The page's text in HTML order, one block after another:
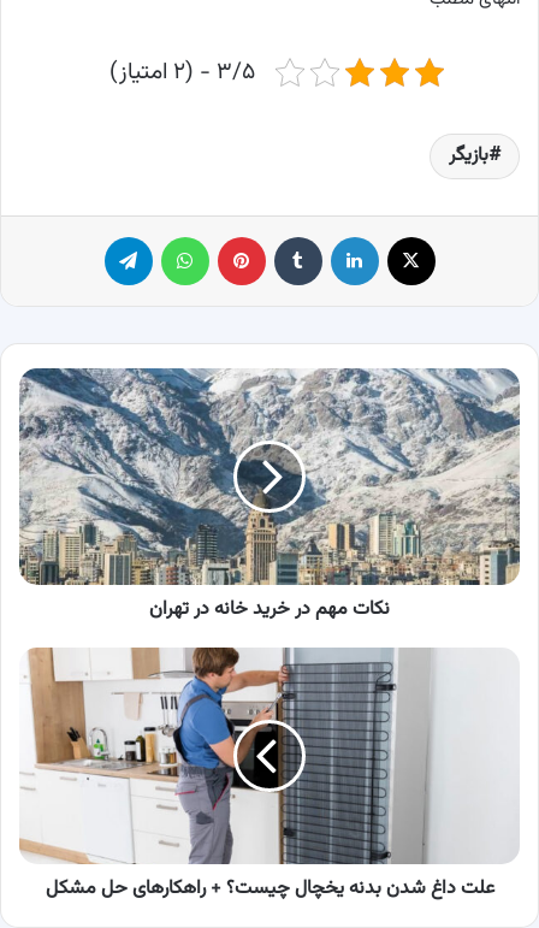
۳/۵ - (۲ امتیاز)
بازیگر
لینکدین ‫تامبلر پینترست
نکات
مهم
در
خرید
خانه
در
تهران
نکات مهم در خرید خانه در تهران
حل
مشکلعلت داغ شدن بدنه یخچال چیست؟ + راهکارهای حل مشکل